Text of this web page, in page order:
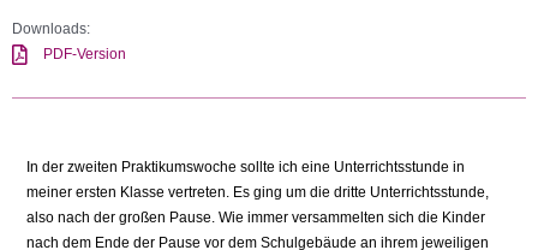
Downloads:
PDF-Version
In der zweiten Praktikumswoche sollte ich eine Unterrichtsstunde in
meiner ersten Klasse vertreten. Es ging um die dritte Unterrichtsstunde,
also nach der großen Pause. Wie immer versammelten sich die Kinder
nach dem Ende der Pause vor dem Schulgebäude an ihrem jeweiligen